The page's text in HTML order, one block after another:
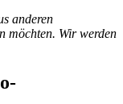
anderen
möchten. Wir werden